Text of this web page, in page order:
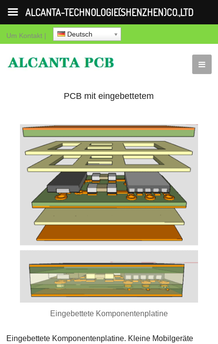
Um Kontakt | Deutsch
PCB mit eingebettetem
Eingebettete Komponentenplatine
Eingebettete Komponentenplatine. Kleine Mobilgeräte
ALCANTA-TECHNOLOGIE(SHENZHEN)CO.,LTD